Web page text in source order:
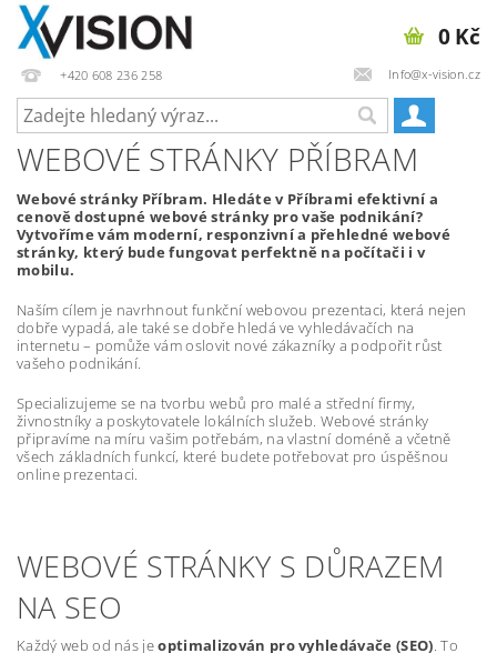
+420 608 236 258 Info@x-vision.cz
0 Kč
WEBOVÉ STRÁNKY PŘÍBRAM
Webové stránky Příbram. Hledáte v Příbrami efektivní a
cenově dostupné webové stránky pro vaše podnikání?
Vytvoříme vám moderní, responzivní a přehledné webové
stránky, který bude fungovat perfektně na počítači i v
mobilu.
Naším cílem je navrhnout funkční webovou prezentaci, která nejen
dobře vypadá, ale také se dobře hledá ve vyhledávačích na
internetu – pomůže vám oslovit nové zákazníky a podpořit růst
vašeho podnikání.
Specializujeme se na tvorbu webů pro malé a střední firmy,
živnostníky a poskytovatele lokálních služeb. Webové stránky
připravíme na míru vašim potřebám, na vlastní doméně a včetně
všech základních funkcí, které budete potřebovat pro úspěšnou
online prezentaci.
WEBOVÉ STRÁNKY S DŮRAZEM
NA SEO
Každý web od nás jeoptimalizován pro vyhledávače (SEO). To